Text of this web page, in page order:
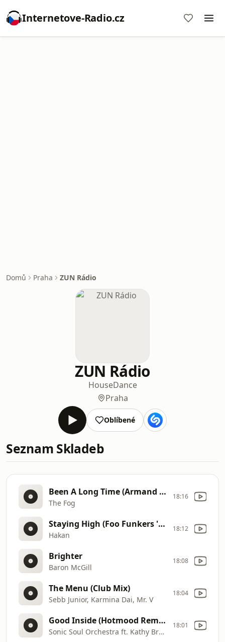
Internetove-Radio.cz
Domů Praha ZUN Rádio
ZUN Rádio
HouseDance
Praha
Oblíbené
Seznam Skladeb
Been A Long Time (Armand Pena Remix)
The Fog
18:16
Staying High (Foo Funkers 'Strong Disco' Mix)
Hakan
18:12
Brighter
Baron McGill
18:08
The Menu (Club Mix)
Sebb Junior, Karmina Dai, Mr. V
18:04
Good Inside (Hotmood Remix)
Sonic Soul Orchestra ft. Kathy Brown
18:01